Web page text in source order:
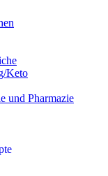
Keto
und Pharmazie